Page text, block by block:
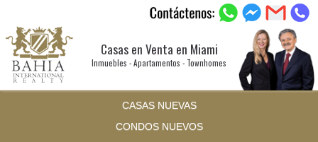
Casas en Venta en Miami
Inmuebles - Apartamentos - Townhomes
CASAS NUEVAS
CONDOS NUEVOS